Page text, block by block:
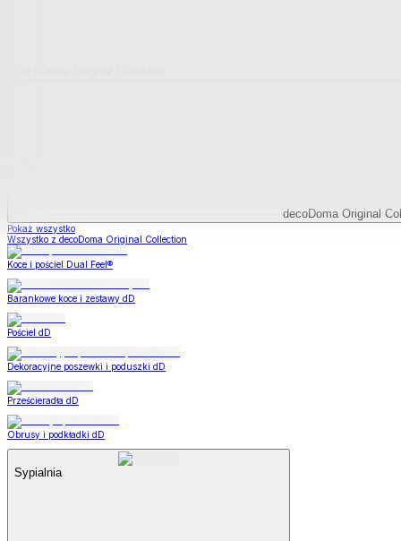
decoDoma Original
Pokaż wszystko
Wszystko z decoDoma Original Collection
Koce i pościel Dual Feel®
Barankowe koce i zestawy dD
Pościel dD
Dekoracyjne poszewki i poduszki dD
Prześcieradła dD
Obrusy i podkładki dD
Sypialnia